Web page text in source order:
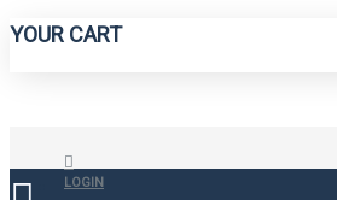
YOUR CART
LOGIN